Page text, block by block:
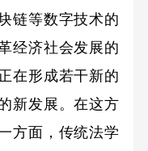
链等数字技术的
经济社会发展的
在形成若干新的
新发展。在这方
方面，传统法学